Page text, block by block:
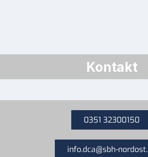
Kontakt
0351 32300150
info.dca@sbh-